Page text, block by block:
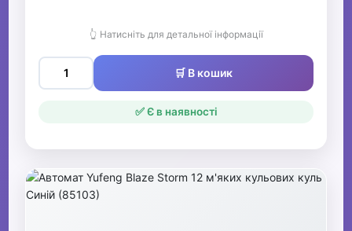
👆 Натисніть для детальної інформації
🛒 В кошик
✅ Є в наявності